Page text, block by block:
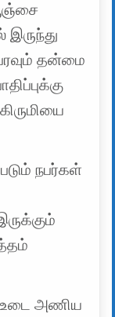
இருந்து
தன்மை
நபர்கள்
அணிய